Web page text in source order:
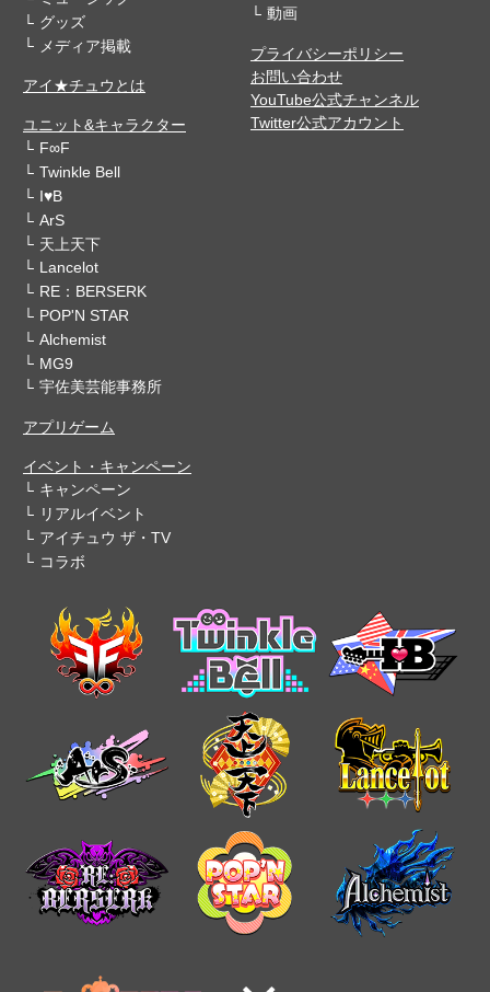
グッズ
メディア掲載
アイ★チュウとは
ユニット&キャラクター
F∞F
Twinkle Bell
I♥B
ArS
天上天下
Lancelot
RE：BERSERK
POP'N STAR
Alchemist
MG9
宇佐美芸能事務所
アプリゲーム
イベント・キャンペーン
キャンペーン
リアルイベント
アイチュウ ザ・TV
コラボ
動画
プライバシーポリシー
お問い合わせ
YouTube公式チャンネル
Twitter公式アカウント